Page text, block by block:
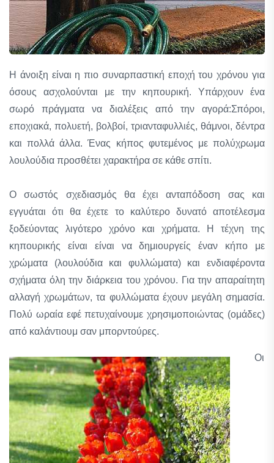
Η άνοιξη είναι η πιο συναρπαστική εποχή του χρόνου για
όσους ασχολούνται με την κηπουρική. Υπάρχουν ένα
σωρό πράγματα να διαλέξεις από την αγορά:Σπόροι,
εποχιακά, πολυετή, βολβοί, τριανταφυλλιές, θάμνοι, δέντρα
και πολλά άλλα. Ένας κήπος φυτεμένος με πολύχρωμα
λουλούδια προσθέτει χαρακτήρα σε κάθε σπίτι.
Ο σωστός σχεδιασμός θα έχει ανταπόδοση σας και
εγγυάται ότι θα έχετε το καλύτερο δυνατό αποτέλεσμα
ξοδεύοντας λιγότερο χρόνο και χρήματα. Η τέχνη της
κηπουρικής είναι είναι να δημιουργείς έναν κήπο με
χρώματα (λουλούδια και φυλλώματα) και ενδιαφέροντα
σχήματα όλη την διάρκεια του χρόνου. Για την απαραίτητη
αλλαγή χρωμάτων, τα φυλλώματα έχουν μεγάλη σημασία.
Πολύ ωραία εφέ πετυχαίνουμε χρησιμοποιώντας (ομάδες)
από καλάντιουμ σαν μπορντούρες.
Οι